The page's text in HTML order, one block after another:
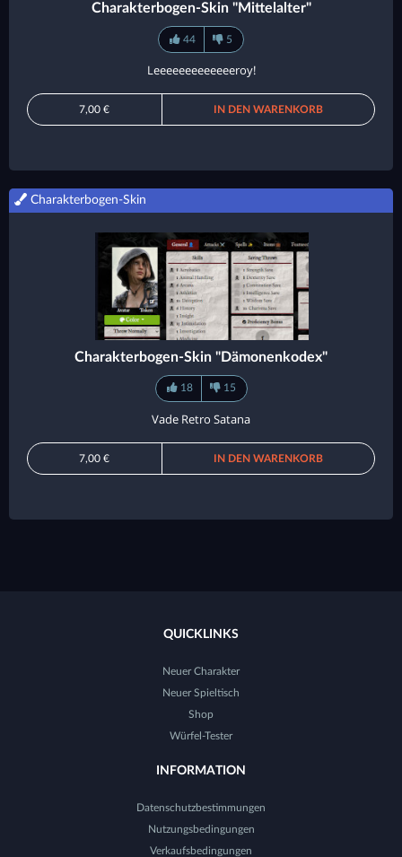
Charakterbogen-Skin "Mittelalter"
44 5
Leeeeeeeeeeeeeroy!
7,00 € IN DEN WARENKORB
Charakterbogen-Skin
Charakterbogen-Skin "Dämonenkodex"
18 15
Vade Retro Satana
7,00 € IN DEN WARENKORB
QUICKLINKS
Neuer Charakter
Neuer Spieltisch
Shop
Würfel-Tester
INFORMATION
Datenschutzbestimmungen
Nutzungsbedingungen
Verkaufsbedingungen